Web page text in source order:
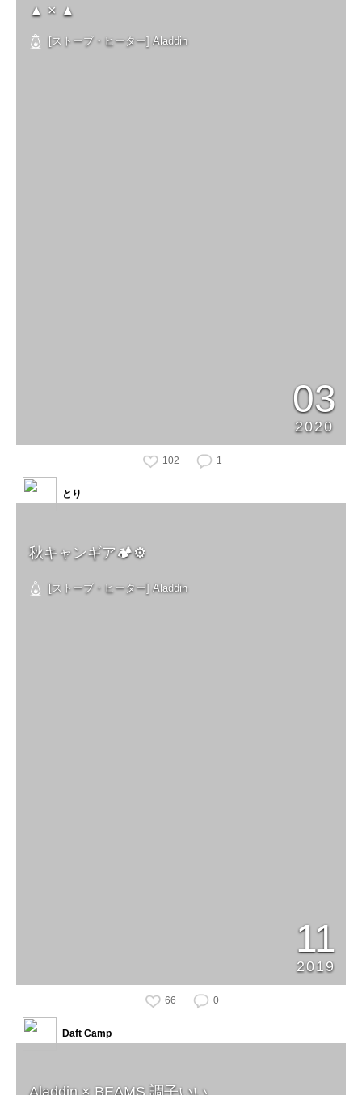
▲ × ▲
[ストーブ・ヒーター] Aladdin
03
2020
102 1
秋キャンギア🏕⚙
[ストーブ・ヒーター] Aladdin
11
2019
とり
66 0
Daft Camp